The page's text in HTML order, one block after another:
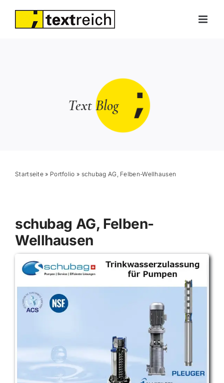
Skip
Text Blog
Startseite » Portfolio » schubag AG, Felben-Wellhausen
schubag AG, Felben-
Wellhausen